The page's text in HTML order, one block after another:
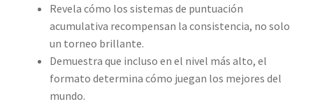
Revela cómo los sistemas de puntuación
acumulativa recompensan la consistencia, no solo
un torneo brillante.
Demuestra que incluso en el nivel más alto, el
formato determina cómo juegan los mejores del
mundo.